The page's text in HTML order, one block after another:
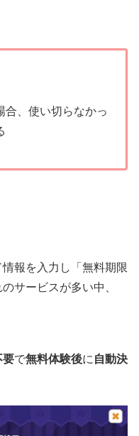
合、使い切らなかっ
報を入力し「無料期限
サービスが多い中、
要で無料体験後に 自動決